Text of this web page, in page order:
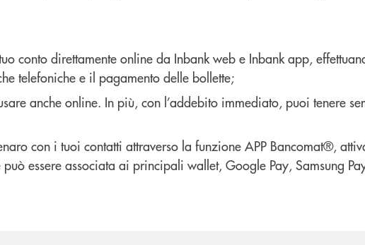
conto direttamente online da Inbank web e Inbank app,
telefoniche e il pagamento delle bollette;
anche online. In più, con l’addebito immediato, puoi tenere
con i tuoi contatti attraverso la funzione APP Bancomat®,
essere associata ai principali wallet, Google Pay, Samsung